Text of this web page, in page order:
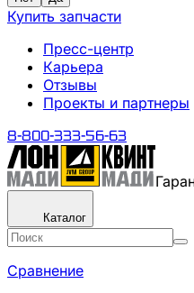
Купить запчасти
Пресс-центр
Карьера
Отзывы
Проекты и партнеры
8-800-333-56-63
Каталог
Сравнение